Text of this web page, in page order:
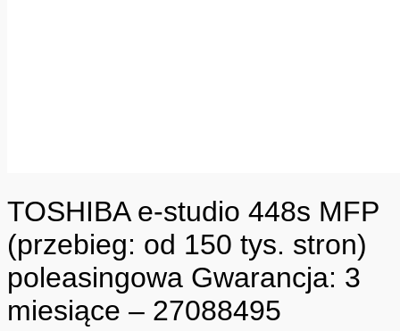
TOSHIBA e-studio 448s MFP
(przebieg: od 150 tys. stron)
poleasingowa Gwarancja: 3
miesiące – 27088495